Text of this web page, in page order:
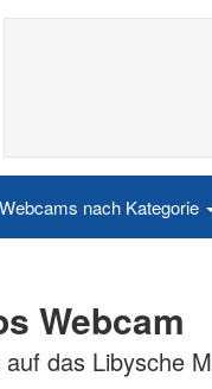
Webcams nach Kategorie
Webcam
das Libysche